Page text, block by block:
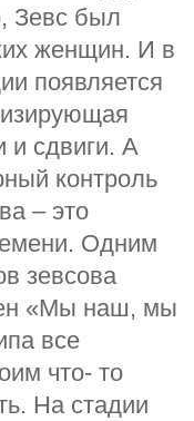
Зевс был
женщин. И в
появляется
и сдвиги. А
контроль
– это
Одним
зевсова
«Мы наш, мы
все
что- то
На стадии